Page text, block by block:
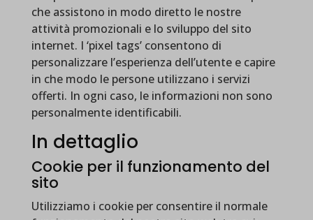
che assistono in modo diretto le nostre
attività promozionali e lo sviluppo del sito
internet. I ‘pixel tags’ consentono di
personalizzare l’esperienza dell’utente e capire
in che modo le persone utilizzano i servizi
offerti. In ogni caso, le informazioni non sono
personalmente identificabili.
In dettaglio
Cookie per il funzionamento del
sito
Utilizziamo i cookie per consentire il normale